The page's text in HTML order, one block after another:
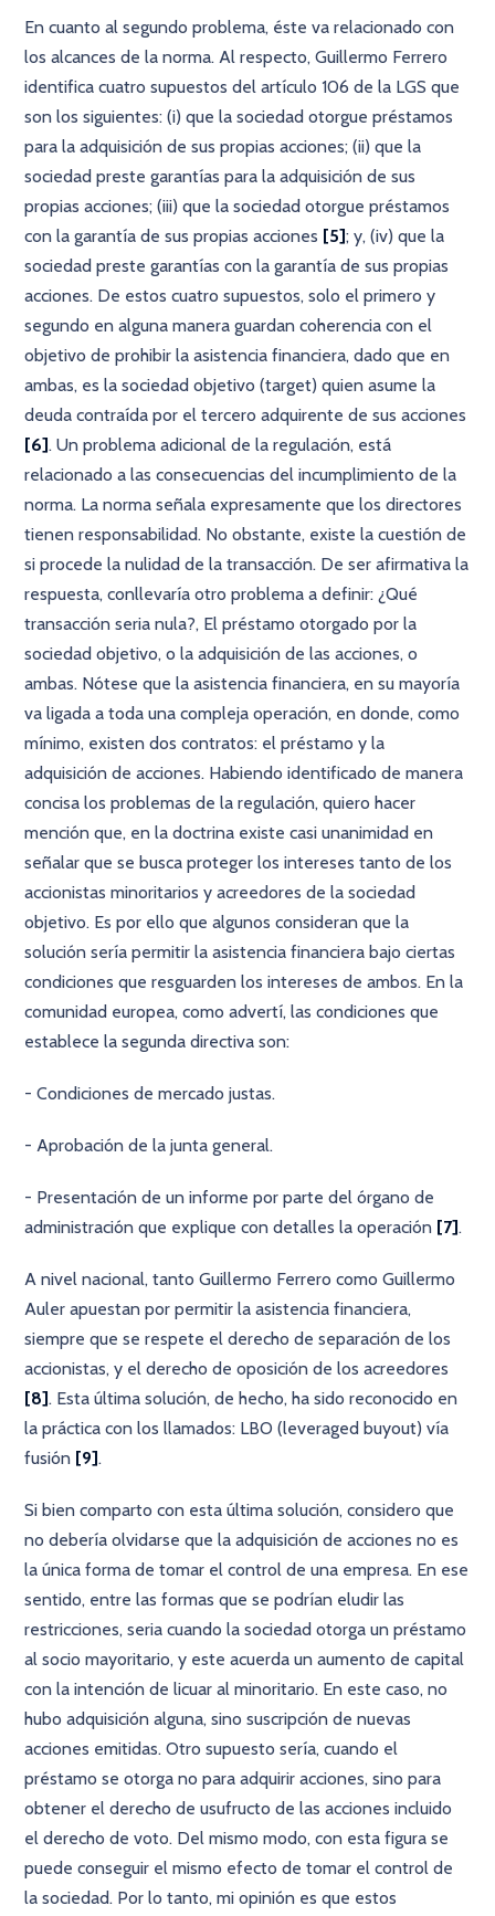
En cuanto al segundo problema, éste va relacionado con
los alcances de la norma. Al respecto, Guillermo Ferrero
identifica cuatro supuestos del artículo 106 de la LGS que
son los siguientes: (i) que la sociedad otorgue préstamos
para la adquisición de sus propias acciones; (ii) que la
sociedad preste garantías para la adquisición de sus
propias acciones; (iii) que la sociedad otorgue préstamos
con la garantía de sus propias acciones [5]; y, (iv) que la
sociedad preste garantías con la garantía de sus propias
acciones. De estos cuatro supuestos, solo el primero y
segundo en alguna manera guardan coherencia con el
objetivo de prohibir la asistencia financiera, dado que en
ambas, es la sociedad objetivo (target) quien asume la
deuda contraída por el tercero adquirente de sus acciones
[6]. Un problema adicional de la regulación, está
relacionado a las consecuencias del incumplimiento de la
norma. La norma señala expresamente que los directores
tienen responsabilidad. No obstante, existe la cuestión de
si procede la nulidad de la transacción. De ser afirmativa la
respuesta, conllevaría otro problema a definir: ¿Qué
transacción seria nula?, El préstamo otorgado por la
sociedad objetivo, o la adquisición de las acciones, o
ambas. Nótese que la asistencia financiera, en su mayoría
va ligada a toda una compleja operación, en donde, como
mínimo, existen dos contratos: el préstamo y la
adquisición de acciones. Habiendo identificado de manera
concisa los problemas de la regulación, quiero hacer
mención que, en la doctrina existe casi unanimidad en
señalar que se busca proteger los intereses tanto de los
accionistas minoritarios y acreedores de la sociedad
objetivo. Es por ello que algunos consideran que la
solución sería permitir la asistencia financiera bajo ciertas
condiciones que resguarden los intereses de ambos. En la
comunidad europea, como advertí, las condiciones que
establece la segunda directiva son:
- Condiciones de mercado justas.
- Aprobación de la junta general.
- Presentación de un informe por parte del órgano de
administración que explique con detalles la operación [7].
A nivel nacional, tanto Guillermo Ferrero como Guillermo
Auler apuestan por permitir la asistencia financiera,
siempre que se respete el derecho de separación de los
accionistas, y el derecho de oposición de los acreedores
[8]. Esta última solución, de hecho, ha sido reconocido en
la práctica con los llamados: LBO (leveraged buyout) vía
fusión [9].
Si bien comparto con esta última solución, considero que
no debería olvidarse que la adquisición de acciones no es
la única forma de tomar el control de una empresa. En ese
sentido, entre las formas que se podrían eludir las
restricciones, seria cuando la sociedad otorga un préstamo
al socio mayoritario, y este acuerda un aumento de capital
con la intención de licuar al minoritario. En este caso, no
hubo adquisición alguna, sino suscripción de nuevas
acciones emitidas. Otro supuesto sería, cuando el
préstamo se otorga no para adquirir acciones, sino para
obtener el derecho de usufructo de las acciones incluido
el derecho de voto. Del mismo modo, con esta figura se
puede conseguir el mismo efecto de tomar el control de
la sociedad. Por lo tanto, mi opinión es que estos